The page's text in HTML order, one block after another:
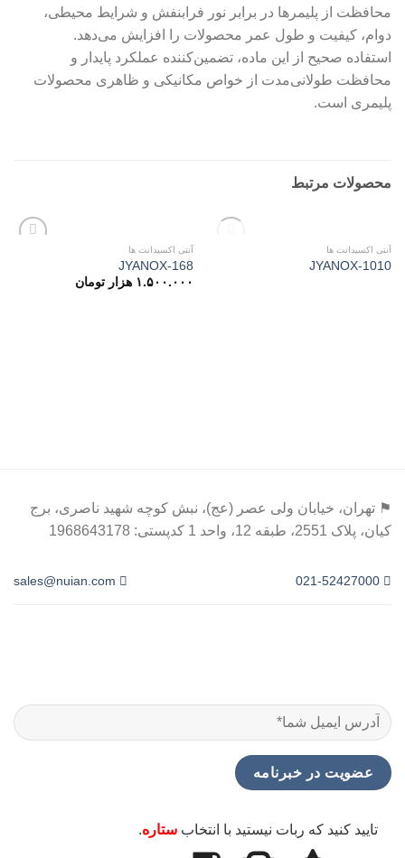
محافظت از پلیمرها در برابر نور فرابنفش و شرایط محیطی،
دوام، کیفیت و طول عمر محصولات را افزایش می‌دهد.
استفاده صحیح از این ماده، تضمین‌کننده عملکرد پایدار و
محافظت طولانی‌مدت از خواص مکانیکی و ظاهری محصولات
پلیمری است.
محصولات مرتبط
آنتی اکسیدانت ها
JYANOX-1010
آنتی اکسیدانت ها
JYANOX-168
۱.۵۰۰.۰۰۰ هزار تومان
⚑ تهران، خیابان ولی عصر (عج)، نبش کوچه شهید ناصری، برج
کیان، پلاک 2551، طبقه 12، واحد 1 کدپستی: 1968643178
sales@nuian.com
تایید کنید که ربات نیستید با انتخاب ستاره.